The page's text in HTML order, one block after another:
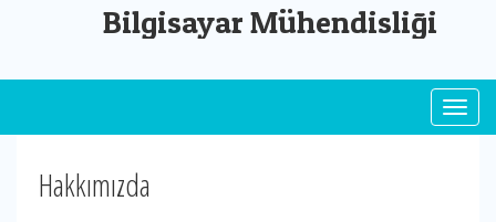
Bilgisayar Mühendisliği
Hakkımızda